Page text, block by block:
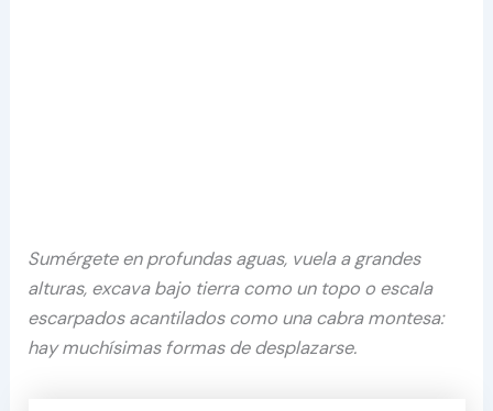
Sumérgete en profundas aguas, vuela a grandes
alturas, excava bajo tierra como un topo o escala
escarpados acantilados como una cabra montesa:
hay muchísimas formas de desplazarse.